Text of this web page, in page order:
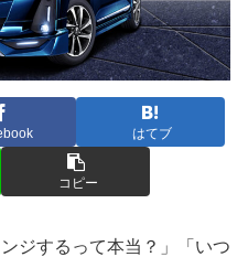
はてブ
コピー
ジするって本当？」「いつ